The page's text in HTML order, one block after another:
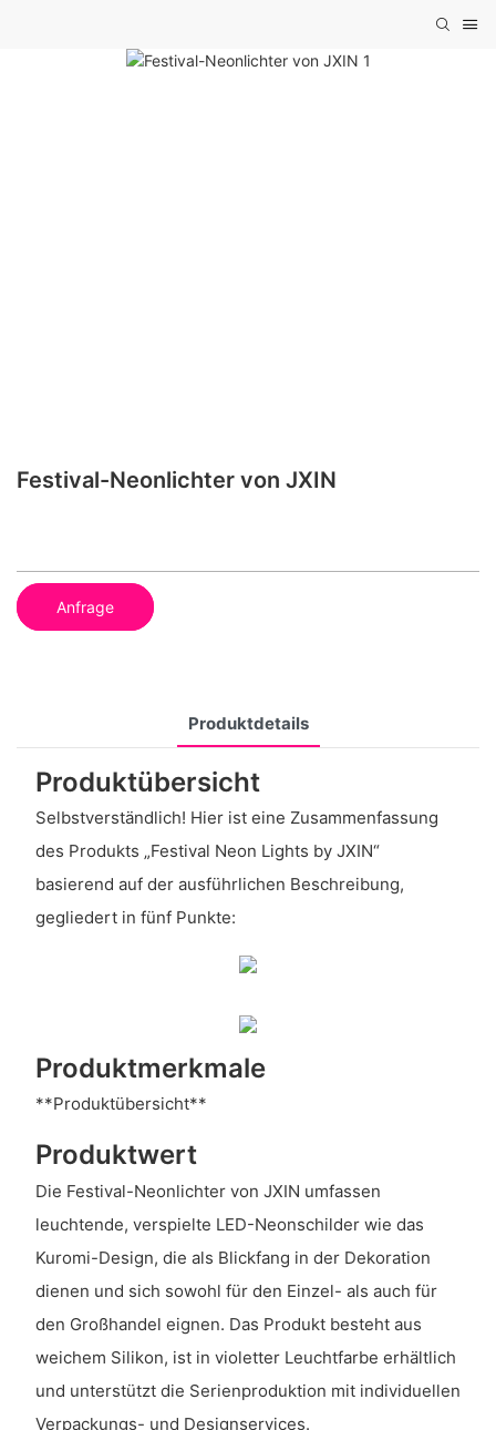
Festival-Neonlichter von JXIN
Anfrage
Produktdetails
Produktübersicht
Selbstverständlich! Hier ist eine Zusammenfassung
des Produkts „Festival Neon Lights by JXIN“
basierend auf der ausführlichen Beschreibung,
gegliedert in fünf Punkte:
Produktmerkmale
**Produktübersicht**
Produktwert
Die Festival-Neonlichter von JXIN umfassen
leuchtende, verspielte LED-Neonschilder wie das
Kuromi-Design, die als Blickfang in der Dekoration
dienen und sich sowohl für den Einzel- als auch für
den Großhandel eignen. Das Produkt besteht aus
weichem Silikon, ist in violetter Leuchtfarbe erhältlich
und unterstützt die Serienproduktion mit individuellen
Verpackungs- und Designservices.